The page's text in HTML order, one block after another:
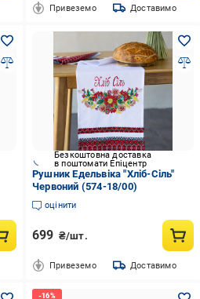
Привеземо Доставимо
Безкоштовна доставка
в поштомати Епіцентр
Рушник Едельвіка "Хліб-Сіль"
Червоний (574-18/00)
оцінити
699 ₴/шт.
Привеземо Доставимо